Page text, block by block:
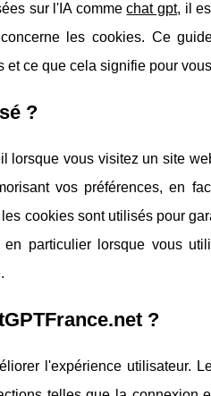
sur l'IA commechat gpt, il
les cookies. Ce
et ce que cela signifie pour
?
lorsque vous visitez un site
vos préférences, en
cookies sont utilisés pour
particulier lorsque vous
?
l'expérience utilisateur.